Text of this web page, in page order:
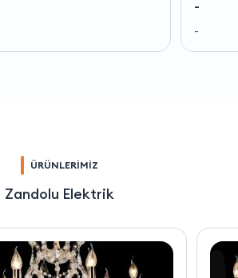
-
-
ÜRÜNLERİMİZ
Zandolu Elektrik